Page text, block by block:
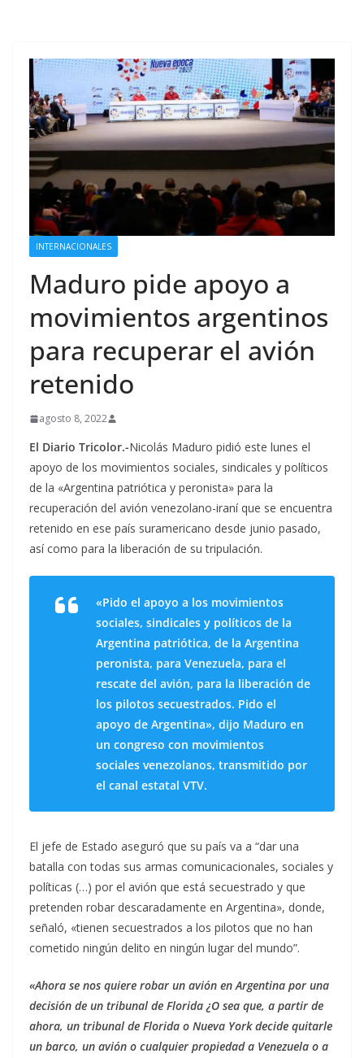
INTERNACIONALES
Maduro pide apoyo a
movimientos argentinos
para recuperar el avión
retenido
agosto 8, 2022
El Diario Tricolor.-Nicolás Maduro pidió este lunes el
apoyo de los movimientos sociales, sindicales y políticos
de la «Argentina patriótica y peronista» para la
recuperación del avión venezolano-iraní que se encuentra
retenido en ese país suramericano desde junio pasado,
así como para la liberación de su tripulación.
«Pido el apoyo a los movimientos
sociales, sindicales y políticos de la
Argentina patriótica, de la Argentina
peronista, para Venezuela, para el
rescate del avión, para la liberación de
los pilotos secuestrados. Pido el
apoyo de Argentina», dijo Maduro en
un congreso con movimientos
sociales venezolanos, transmitido por
el canal estatal VTV.
El jefe de Estado aseguró que su país va a “dar una
batalla con todas sus armas comunicacionales, sociales y
políticas (…) por el avión que está secuestrado y que
pretenden robar descaradamente en Argentina», donde,
señaló, «tienen secuestrados a los pilotos que no han
cometido ningún delito en ningún lugar del mundo”.
«Ahora se nos quiere robar un avión en Argentina por una
decisión de un tribunal de Florida ¿O sea que, a partir de
ahora, un tribunal de Florida o Nueva York decide quitarle
un barco, un avión o cualquier propiedad a Venezuela o a